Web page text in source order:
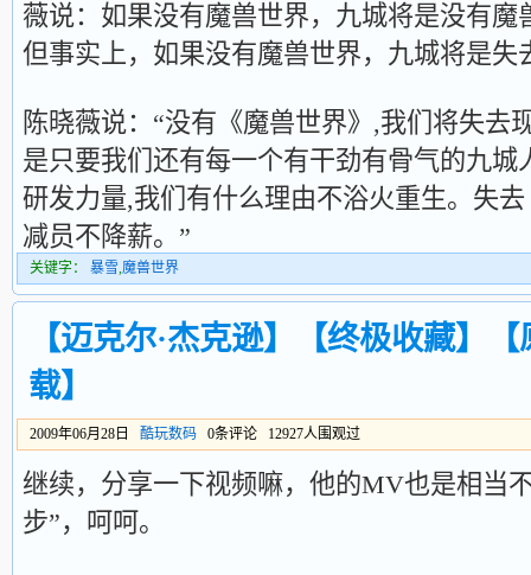
薇说：如果没有魔兽世界，九城将是没有魔
但事实上，如果没有魔兽世界，九城将是失
陈晓薇说：“没有《魔兽世界》,我们将失去
是只要我们还有每一个有干劲有骨气的九城
研发力量,我们有什么理由不浴火重生。失
减员不降薪。”
关键字： 暴雪,魔兽世界
【迈克尔·杰克逊】【终极收藏】
载】
2009年06月28日 酷玩数码 0条评论 12927人围观过
继续，分享一下视频嘛，他的MV也是相当
步”，呵呵。